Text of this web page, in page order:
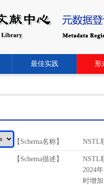
最佳实践 形
【Schema名称】 NSTL
【Schema描述】
NSTL
2024
时增